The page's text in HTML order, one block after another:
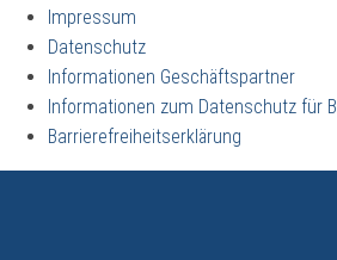
Impressum
Datenschutz
Informationen Geschäftspartner
Informationen zum Datenschutz für
Barrierefreiheitserklärung